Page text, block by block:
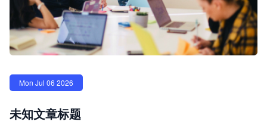
Mon Jul 06 2026
未知文章标题